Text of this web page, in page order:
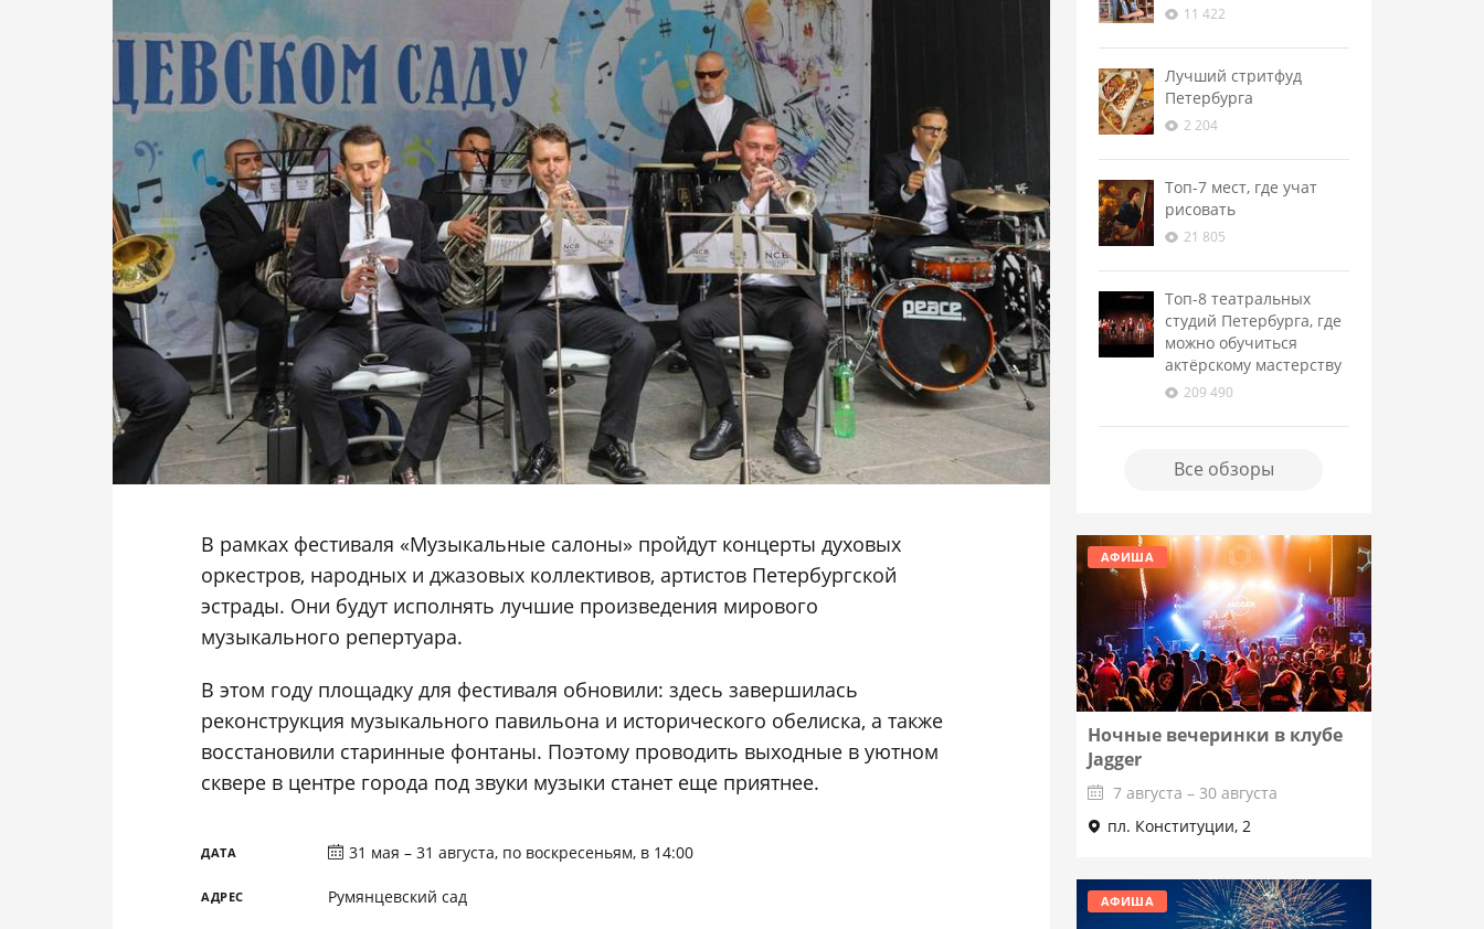
В рамках фестиваля «Музыкальные салоны» пройдут концерты духовых
оркестров, народных и джазовых коллективов, артистов Петербургской
эстрады. Они будут исполнять лучшие произведения мирового
музыкального репертуара.
В этом году площадку для фестиваля обновили: здесь завершилась
реконструкция музыкального павильона и исторического обелиска, а также
восстановили старинные фонтаны. Поэтому проводить выходные в уютном
сквере в центре города под звуки музыки станет еще приятнее.
ДАТА 31 мая – 31 августа, по воскресеньям, в 14:00
АДРЕС Румянцевский сад
11 422
Лучший стритфуд
Петербурга
2 204
Топ-7 мест, где учат
рисовать
21 805
Топ-8 театральных
студий Петербурга, где
можно обучиться
актёрскому мастерству
209 490
Все обзоры
АФИША
Ночные вечеринки в клубе
Jagger
7 августа – 30 августа
пл. Конституции, 2
Подробнее
АФИША